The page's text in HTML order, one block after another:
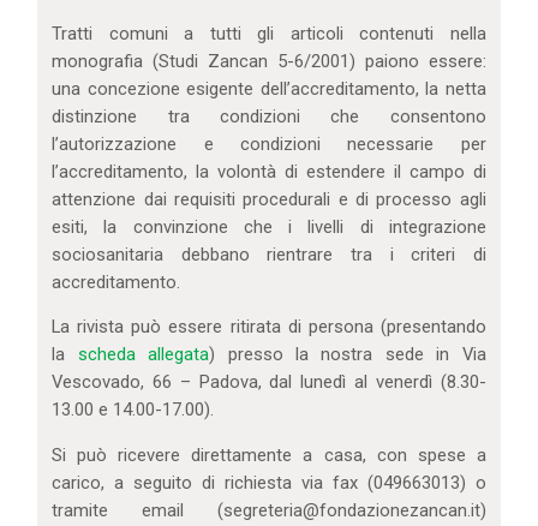
Tratti comuni a tutti gli articoli contenuti nella
monografia (Studi Zancan 5-6/2001) paiono essere:
una concezione esigente dell’accreditamento, la netta
distinzione tra condizioni che consentono
l’autorizzazione e condizioni necessarie per
l’accreditamento, la volontà di estendere il campo di
attenzione dai requisiti procedurali e di processo agli
esiti, la convinzione che i livelli di integrazione
sociosanitaria debbano rientrare tra i criteri di
accreditamento.
La rivista può essere ritirata di persona (presentando
la scheda allegata) presso la nostra sede in Via
Vescovado, 66 – Padova, dal lunedì al venerdì (8.30-
13.00 e 14.00-17.00).
Si può ricevere direttamente a casa, con spese a
carico, a seguito di richiesta via fax (049663013) o
tramite email (segreteria@fondazionezancan.it)